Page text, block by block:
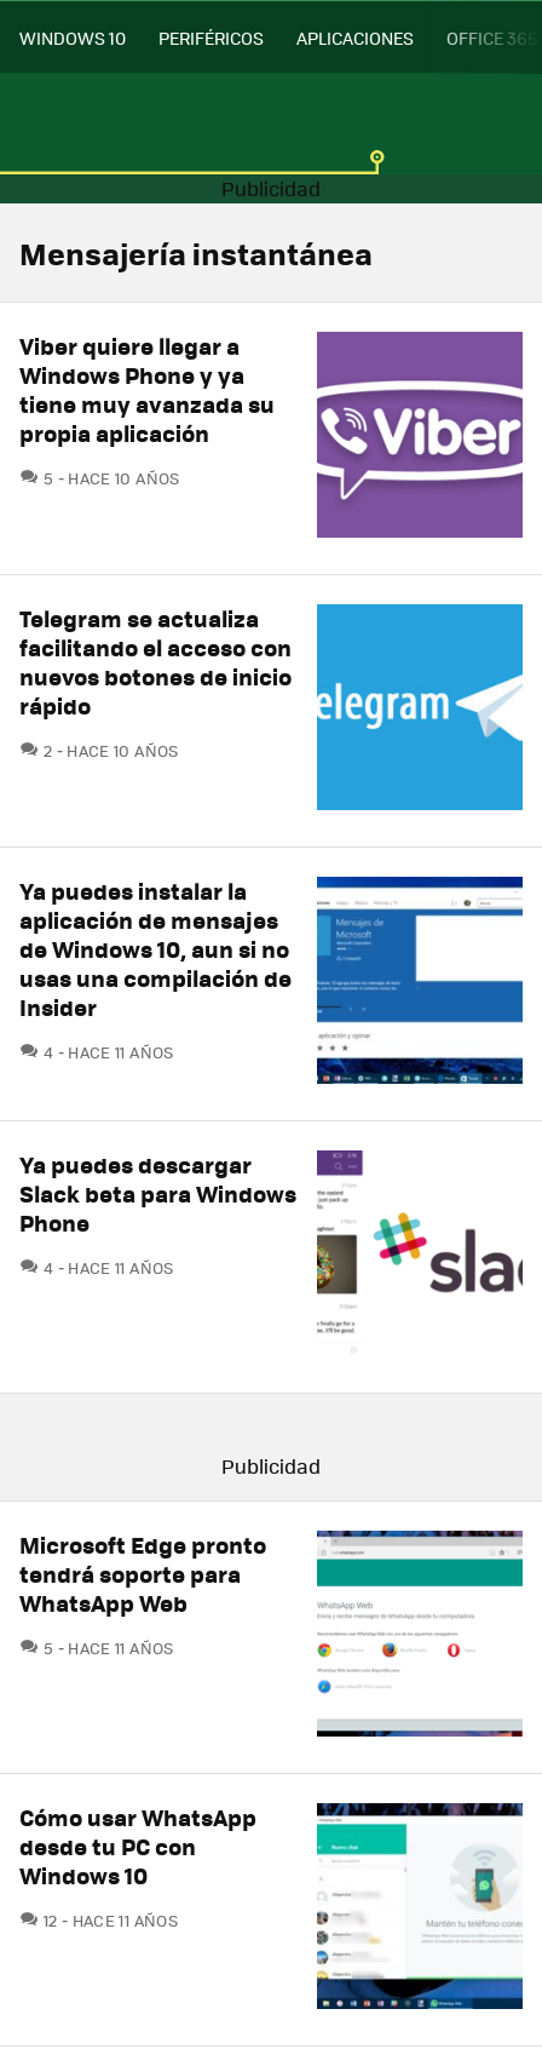
WINDOWS 10 PERIFÉRICOS APLICACIONES OFFICE 365
Mensajería instantánea
Viber quiere llegar a
Windows Phone y ya
tiene muy avanzada su
propia aplicación
5 COMENTARIOS
HACE 10 AÑOS
Telegram se actualiza
facilitando el acceso con
nuevos botones de inicio
rápido
2 COMENTARIOS
HACE 10 AÑOS
Ya puedes instalar la
aplicación de mensajes
de Windows 10, aun si no
usas una compilación de
Insider
4 COMENTARIOS
HACE 11 AÑOS
Ya puedes descargar
Slack beta para Windows
Phone
4 COMENTARIOS
HACE 11 AÑOS
Microsoft Edge pronto
tendrá soporte para
WhatsApp Web
5 COMENTARIOS
HACE 11 AÑOS
Cómo usar WhatsApp
desde tu PC con
Windows 10
12 COMENTARIOS
HACE 11 AÑOS